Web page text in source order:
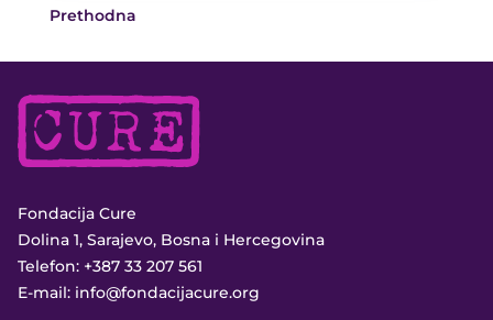
Prethodna
Fondacija Cure
Dolina 1, Sarajevo, Bosna i Hercegovina
Telefon: +387 33 207 561
E-mail: info@fondacijacure.org